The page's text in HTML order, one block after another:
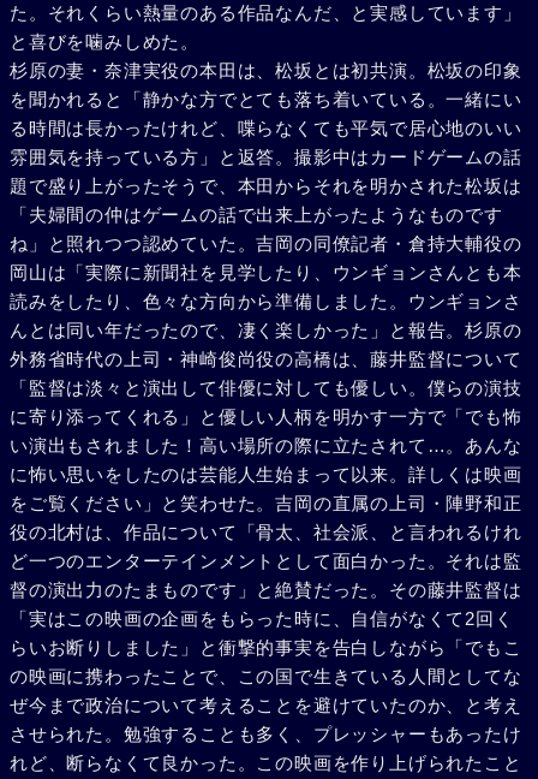
た。それくらい熱量のある作品なんだ、と実感しています」
と喜びを噛みしめた。
杉原の妻・奈津実役の本田は、松坂とは初共演。松坂の印象
を聞かれると「静かな方でとても落ち着いている。一緒にい
る時間は長かったけれど、喋らなくても平気で居心地のいい
雰囲気を持っている方」と返答。撮影中はカードゲームの話
題で盛り上がったそうで、本田からそれを明かされた松坂は
「夫婦間の仲はゲームの話で出来上がったようなものです
ね」と照れつつ認めていた。吉岡の同僚記者・倉持大輔役の
岡山は「実際に新聞社を見学したり、ウンギョンさんとも本
読みをしたり、色々な方向から準備しました。ウンギョンさ
んとは同い年だったので、凄く楽しかった」と報告。杉原の
外務省時代の上司・神崎俊尚役の高橋は、藤井監督について
「監督は淡々と演出して俳優に対しても優しい。僕らの演技
に寄り添ってくれる」と優しい人柄を明かす一方で「でも怖
い演出もされました！高い場所の際に立たされて…。あんな
に怖い思いをしたのは芸能人生始まって以来。詳しくは映画
をご覧ください」と笑わせた。吉岡の直属の上司・陣野和正
役の北村は、作品について「骨太、社会派、と言われるけれ
ど一つのエンターテインメントとして面白かった。それは監
督の演出力のたまものです」と絶賛だった。その藤井監督は
「実はこの映画の企画をもらった時に、自信がなくて2回く
らいお断りしました」と衝撃的事実を告白しながら「でもこ
の映画に携わったことで、この国で生きている人間としてな
ぜ今まで政治について考えることを避けていたのか、と考え
させられた。勉強することも多く、プレッシャーもあったけ
れど、断らなくて良かった。この映画を作り上げられたこと